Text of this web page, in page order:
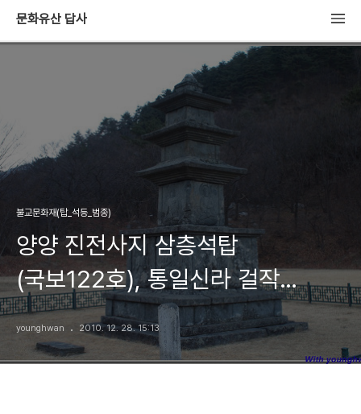
문화유산 답사
불교문화재(탑_석등_범종)
양양 진전사지 삼층석탑
(국보122호), 통일신라 걸작
조각상이 새겨진 석탑
younghwan 2010. 12. 28. 15:13